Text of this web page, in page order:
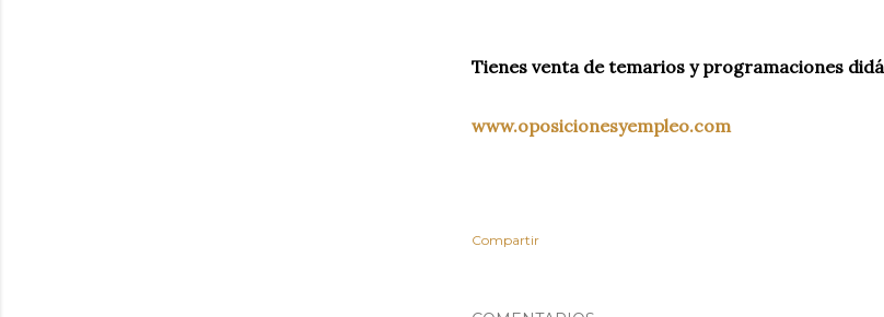
Tienes venta de temarios y programaciones
www.oposicionesyempleo.com
Compartir